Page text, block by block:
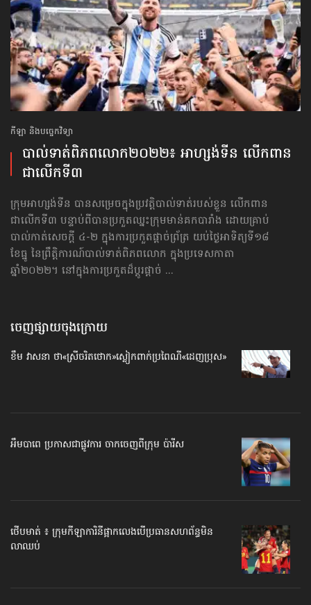
កីឡា និងបច្ចេកវិទ្យា
បាល់ទាត់ពិភពលោក​២០២២៖ អាហ្សង់ទីន លើកពាន​
ជាលើកទី៣
ក្រុមអាហ្សង់ទីន បានសម្រេចក្នុងប្រវត្តិបាល់ទាត់របស់ខ្លួន លើកពាន​
ជាលើកទី៣ បន្ទាប់ពីបានប្រកួតឈ្នះ​ក្រុមមាន់គកបារាំង ដោយគ្រាប់
បាល់កាត់សេចក្ដី ៤-២ ក្នុងការប្រកួតផ្ដាច់ព្រ័ត្រ យប់ថ្ងៃអាទិត្យទី១៨
ខែធ្នូ នៃព្រឹត្តិការណ៍បាល់ទាត់ពិភពលោក ក្នុងប្រទេសកាតា
ឆ្នាំ២០២២។ នៅក្នុងការប្រកួតដ៏ប្ដូរផ្ដាច់ ...
ចេញផ្សាយចុងក្រោយ
ខឹម វាសនា ថា«ស្រីចរិតថោក»​ស្លៀកពាក់ប្រពៃណី​«ដេញប្រុស»
អឹមបាពេ ប្រកាសជាផ្លូវការ ចាកចេញពីក្រុម ប៉ារីស
ថើបមាត់ ៖ ក្រុមកីឡាការិនី​ផ្អាកលេង​​បើប្រធានសហព័ន្ធ​មិន
លាឈប់